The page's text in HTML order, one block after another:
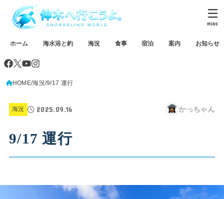
ホーム 海水浴と釣 海況 食事 宿泊 案内 お知らせ
MENU
HOME 海況 9/17 運行
海況 2025.09.16 かっちゃん
9/17 運行